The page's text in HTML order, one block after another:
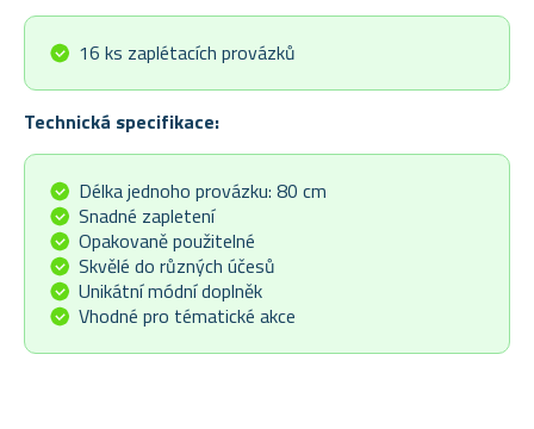
16 ks zaplétacích provázků
Technická specifikace:
Délka jednoho provázku: 80 cm
Snadné zapletení
Opakovaně použitelné
Skvělé do různých účesů
Unikátní módní doplněk
Vhodné pro tématické akce